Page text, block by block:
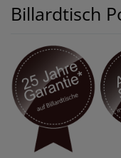
Billardtisch